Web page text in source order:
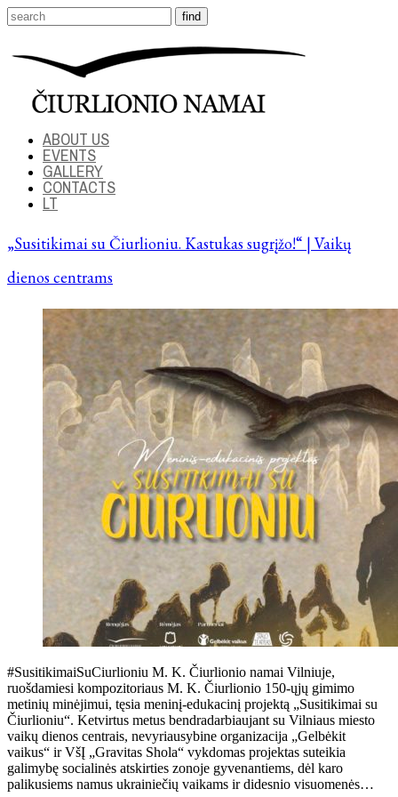
ABOUT US
EVENTS
GALLERY
CONTACTS
LT
„Susitikimai su Čiurlioniu. Kastukas sugrįžo!“ | Vaikų
dienos centrams
#SusitikimaiSuCiurlioniu M. K. Čiurlionio namai Vilniuje,
ruošdamiesi kompozitoriaus M. K. Čiurlionio 150-ųjų gimimo
metinių minėjimui, tęsia meninį-edukacinį projektą „Susitikimai su
Čiurlioniu“. Ketvirtus metus bendradarbiaujant su Vilniaus miesto
vaikų dienos centrais, nevyriausybine organizacija „Gelbėkit
vaikus“ ir VšĮ „Gravitas Shola“ vykdomas projektas suteikia
galimybę socialinės atskirties zonoje gyvenantiems, dėl karo
palikusiems namus ukrainiečių vaikams ir didesnio visuomenės…